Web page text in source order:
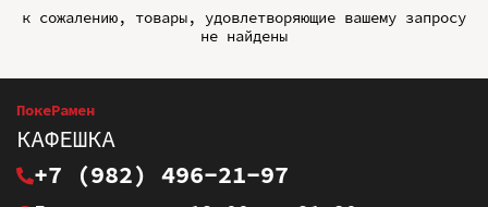
к сожалению, товары, удовлетворяющие вашему запросу
не найдены
ПокеРамен
КАФЕШКА
+7 (982) 496-21-97